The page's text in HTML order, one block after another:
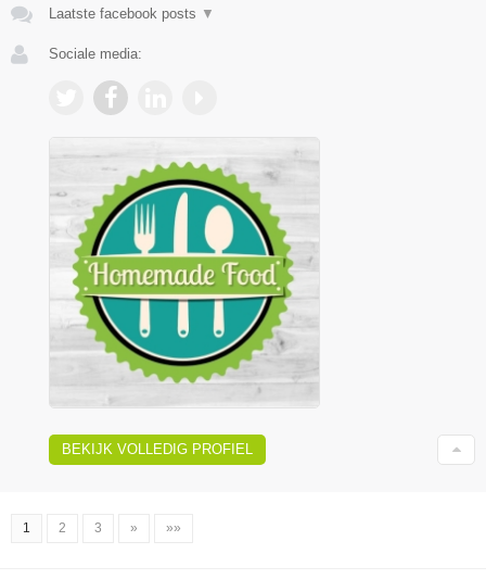
Laatste facebook posts ▼
Sociale media:
BEKIJK VOLLEDIG PROFIEL
1 2 3 » »»